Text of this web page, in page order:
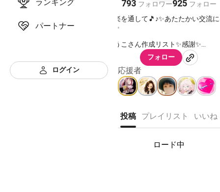
ランキング
パートナー
ログイン
793 フォロワー925 フォロー
音楽を通して🎵♪✨あたたかい交流
謝✨
ゆうこさん作成リスト✨感謝✨
【五十音順曲目リスト】
【アーティスト別曲目リスト】
https://nanax.iinaa.net/
フォロー
応援者
投稿 プレイリスト いいね
ロード中